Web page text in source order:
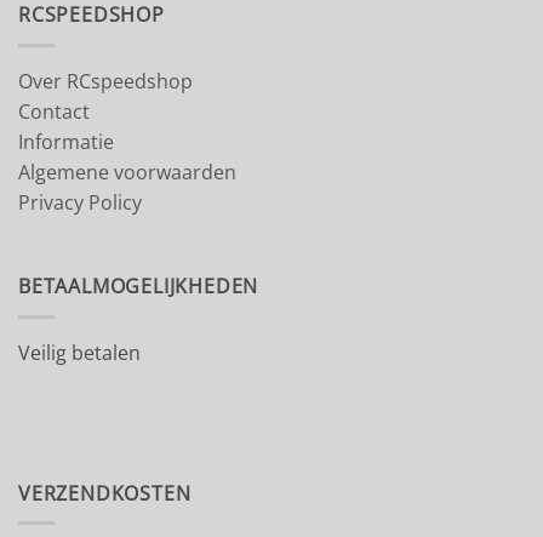
RCSPEEDSHOP
Over RCspeedshop
Contact
Informatie
Algemene voorwaarden
Privacy Policy
BETAALMOGELIJKHEDEN
Veilig betalen
VERZENDKOSTEN